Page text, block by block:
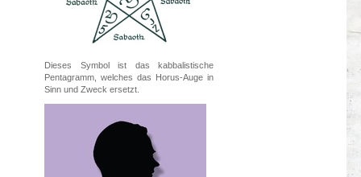
Dieses Symbol ist das kabbalistische
Pentagramm, welches das Horus-Auge in
Sinn und Zweck ersetzt.